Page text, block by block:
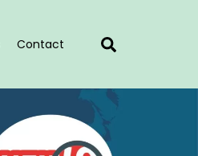
Contact